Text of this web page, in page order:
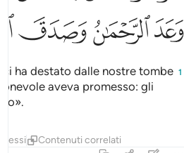
ﳁﳂﳃ
ci ha destato dalle nostre tombe 1
aveva promesso: gli
Riflessi Contenuti correlati